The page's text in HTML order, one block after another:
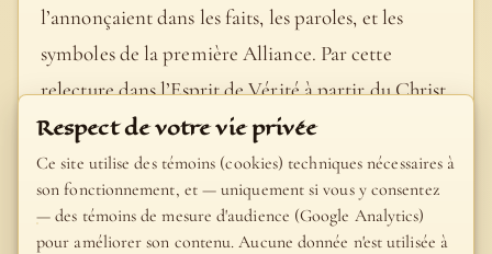
l’annonçaient dans les faits, les paroles, et les
symboles de la première Alliance. Par cette
relecture dans l’Esprit de Vérité à partir du Christ,
les figures sont dévoilés (cf. 2 Co 3, 14-16). Ainsi, le
déluge et l’arche de Noé préfiguraient le salut par
le Baptême (cf. 1 P 3, 21), la Nuée et la traversée de
la Mer Rouge également, et l’eau du rocher était la
Respect de votre vie privée
Ce site utilise des témoins (cookies) techniques nécessaires à
son fonctionnement, et — uniquement si vous y consentez
— des témoins de mesure d'audience (Google Analytics)
pour améliorer son contenu. Aucune donnée n'est utilisée à